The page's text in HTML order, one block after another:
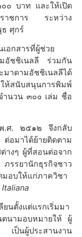
๐ บาท และให้เปิด
ราชการ ระหว่าง
ศุกร์
เอกสารที่ผู้ช่วย
มอัชชิเนลลี ร่วมกัน
มาดามอัชชิเนลลีได้
ห้สนับสนุนการพิมพ์
นวน ๓๐๐ เล่ม ชื่อ
.ศ. ๒๕๑๒ จึงกลับ
ต่อมาได้ย้ายติดตาม
างๆ ผู้ที่สอนต่อจาก
รรยานักธุรกิจชาว
มอบให้แก่ภาควิชา
ยนตั้งแต่แรกเริ่มมา
นามอบหมายให้ ผู้
ป็นผู้ประสานงาน